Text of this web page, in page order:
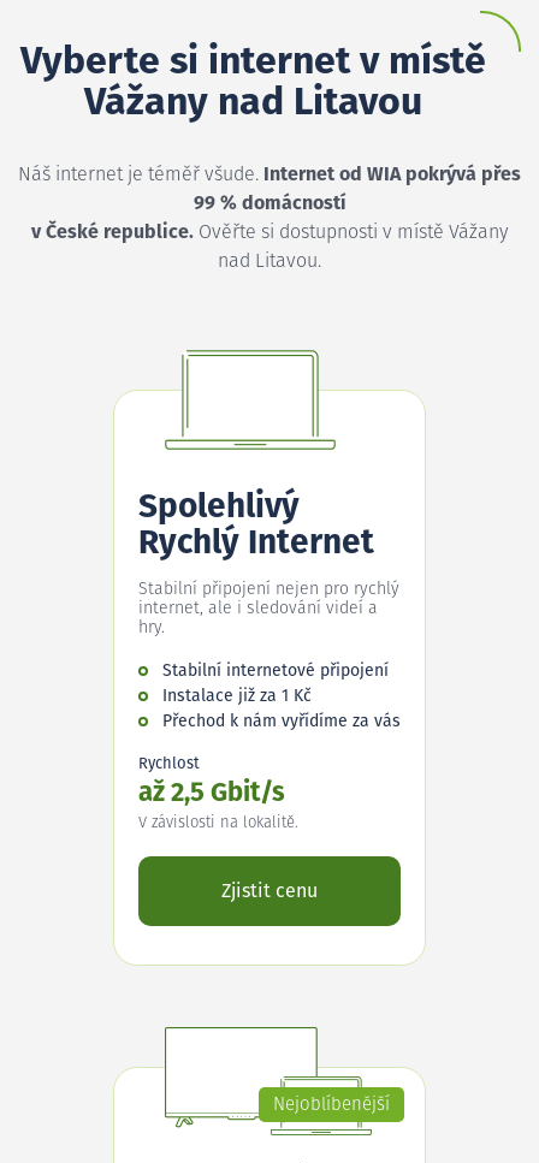
Vyberte si internet v místě
Vážany nad Litavou
Náš internet je téměř všude. Internet od WIA pokrývá přes
99 % domácností
v České republice. Ověřte si dostupnosti v místě Vážany
nad Litavou.
Spolehlivý
Rychlý Internet
Stabilní připojení nejen pro rychlý
internet, ale i sledování videí a
hry.
Stabilní internetové připojení
Instalace již za 1 Kč
Přechod k nám vyřídíme za vás
Rychlost
až 2,5 Gbit/s
V závislosti na lokalitě.
Zjistit cenu
Nejoblíbenější